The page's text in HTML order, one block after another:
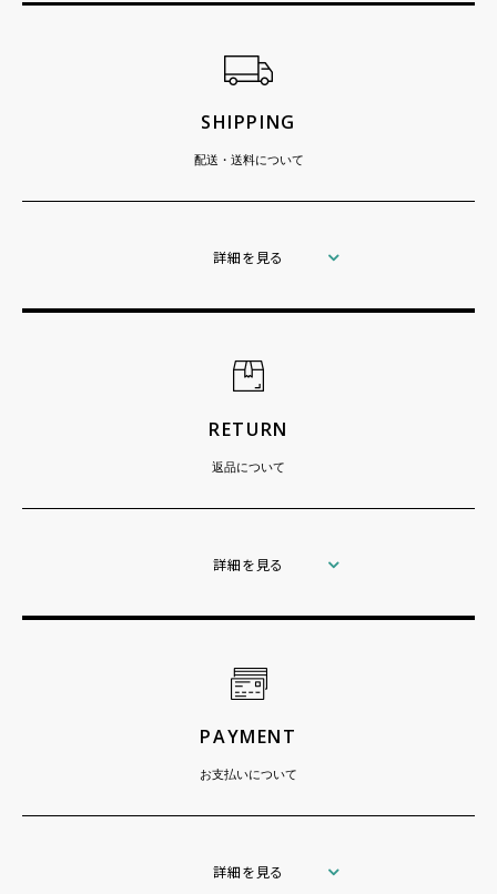
SHIPPING
配送・送料について
詳細を見る
RETURN
返品について
詳細を見る
PAYMENT
お支払いについて
詳細を見る